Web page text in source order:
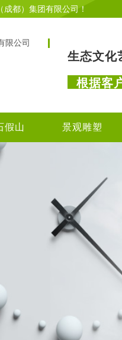
都）集团有限公司！
生态文化
根据客
假山 景观雕塑